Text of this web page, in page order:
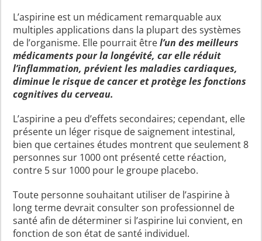
L’aspirine est un médicament remarquable aux
multiples applications dans la plupart des systèmes
de l’organisme. Elle pourrait êtrel’un des meilleurs
médicaments pour la longévité, car elle réduit
l’inflammation, prévient les maladies cardiaques,
diminue le risque de cancer et protège les fonctions
cognitives du cerveau.
L’aspirine a peu d’effets secondaires; cependant, elle
présente un léger risque de saignement intestinal,
bien que certaines études montrent que seulement 8
personnes sur 1000 ont présenté cette réaction,
contre 5 sur 1000 pour le groupe placebo.
Toute personne souhaitant utiliser de l’aspirine à
long terme devrait consulter son professionnel de
santé afin de déterminer si l’aspirine lui convient, en
fonction de son état de santé individuel.